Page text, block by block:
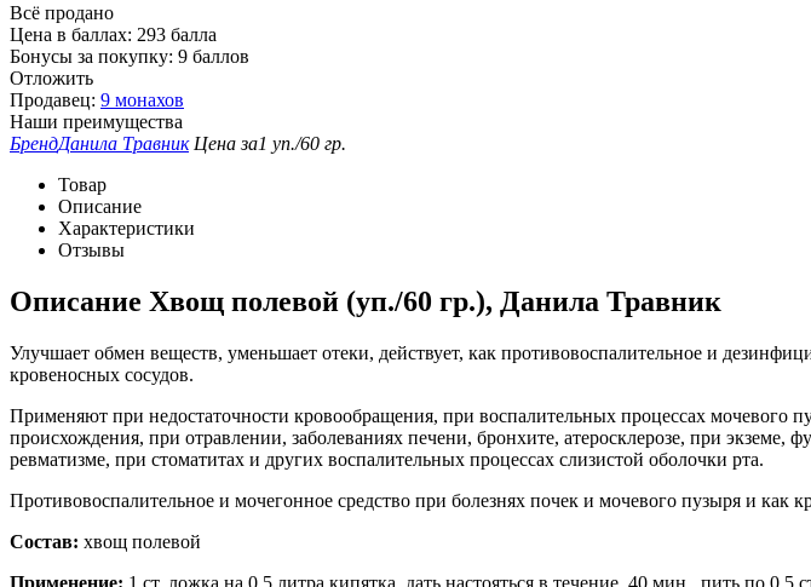
Всё продано
Цена в баллах: 293 балла
Бонусы за покупку: 9 баллов
Отложить
Продавец: 9 монахов
Наши преимущества
БрендДанила Травник Цена за1 уп./60 гр.
Товар
Описание
Характеристики
Отзывы
Описание Хвощ полевой (уп./60 гр.), Данила Травник
Улучшает обмен веществ, уменьшает отеки, действует, как противовоспалительное и
кровеносных сосудов.
Применяют при недостаточности кровообращения, при воспалительных процессах мочевого
происхождения, при отравлении, заболеваниях печени, бронхите, атеросклерозе, при
ревматизме, при стоматитах и других воспалительных процессах слизистой оболочки рта.
Противовоспалительное и мочегонное средство при болезнях почек и мочевого пузыря и
Состав: хвощ полевой
Применение: 1 ст. ложка на 0,5 литра кипятка, дать настояться в течение 40 мин., пить по 0,5